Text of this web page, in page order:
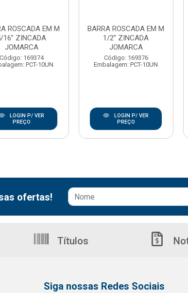
ROSCADA EM M
16” ZINCADA
JOMARCA
Código: 169374
PCT-10UN
LOGIN P/ VER
PREÇO
BARRA ROSCADA EM M
1/2” ZINCADA
JOMARCA
Código: 169376
Embalagem: PCT-10UN
LOGIN P/ VER
PREÇO
ofertas!
Títulos
Siga nossas Redes Sociais